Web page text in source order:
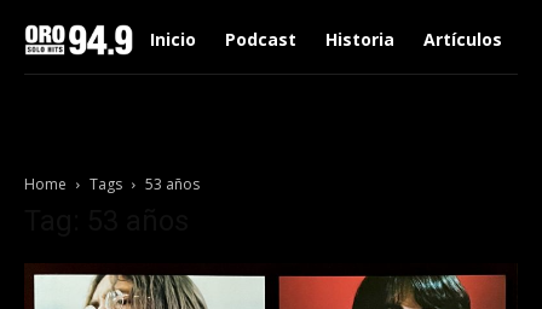
Inicio Podcast Historia Artículos
Home Tags 53 años